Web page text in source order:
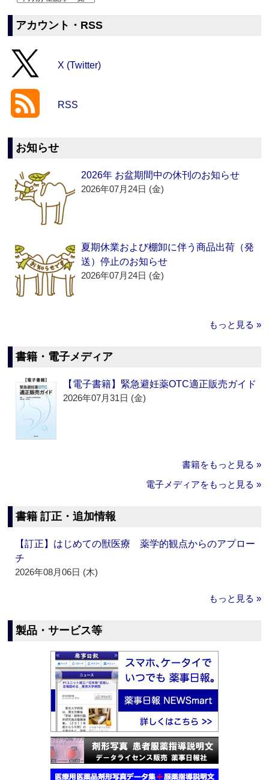
アカウント・RSS
X (Twitter)
RSS
お知らせ
2026年 お盆期間中の休刊のお知らせ
2026年07月24日 (金)
夏期休業および棚卸に伴う商品出荷（発
送）停止のお知らせ
2026年07月24日 (金)
もっと見る »
書籍・電子メディア
【電子書籍】緊急避妊薬OTC適正販売ガイド
2026年07月31日 (金)
書籍をもっと見る »
電子メディアをもっと見る »
書籍 訂正・追加情報
【訂正】はじめての獣医療 薬学的観点からのアプロー
チ
2026年08月06日 (木)
もっと見る »
製品・サービス等